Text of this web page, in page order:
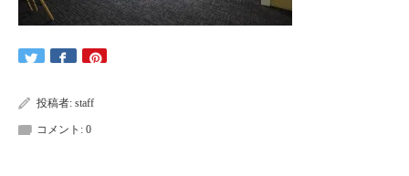
投稿者: staff
コメント: 0